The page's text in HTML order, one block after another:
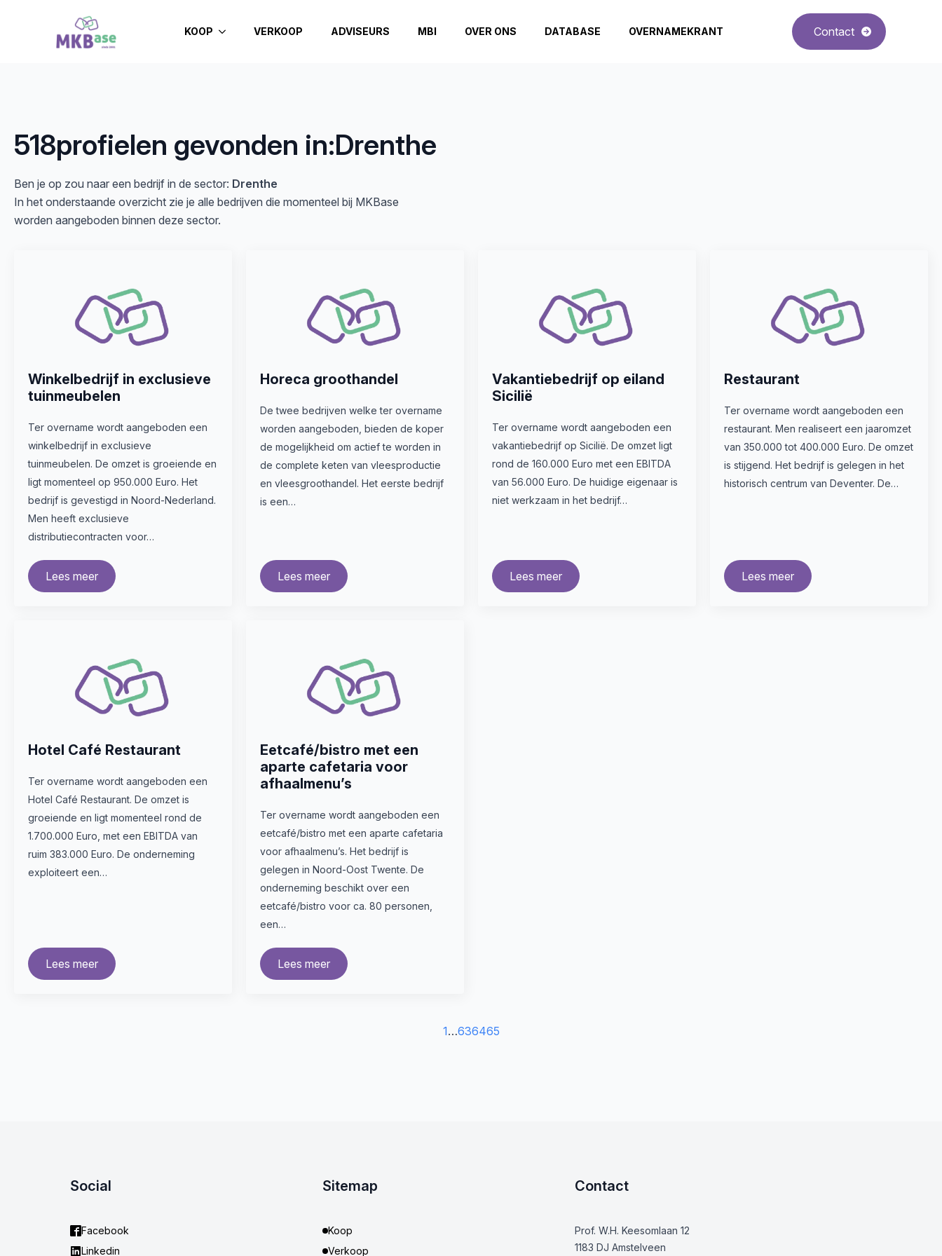
KOOP VERKOOP ADVISEURS MBI OVER ONS DATABASE OVERNAMEKRANT Contact
518profielen gevonden in:Drenthe
Ben je op zou naar een bedrijf in de sector: Drenthe
In het onderstaande overzicht zie je alle bedrijven die momenteel bij MKBase
worden aangeboden binnen deze sector.
Winkelbedrijf in exclusieve
tuinmeubelen
Ter overname wordt aangeboden een
winkelbedrijf in exclusieve
tuinmeubelen. De omzet is groeiende en
ligt momenteel op 950.000 Euro. Het
bedrijf is gevestigd in Noord-Nederland.
Men heeft exclusieve
distributiecontracten voor…
Lees meer
Horeca groothandel
De twee bedrijven welke ter overname
worden aangeboden, bieden de koper
de mogelijkheid om actief te worden in
de complete keten van vleesproductie
en vleesgroothandel. Het eerste bedrijf
is een…
Lees meer
Vakantiebedrijf op eiland
Sicilië
Ter overname wordt aangeboden een
vakantiebedrijf op Sicilië. De omzet ligt
rond de 160.000 Euro met een EBITDA
van 56.000 Euro. De huidige eigenaar is
niet werkzaam in het bedrijf…
Lees meer
Restaurant
Ter overname wordt aangeboden een
restaurant. Men realiseert een jaaromzet
van 350.000 tot 400.000 Euro. De omzet
is stijgend. Het bedrijf is gelegen in het
historisch centrum van Deventer. De…
Lees meer
Hotel Café Restaurant
Ter overname wordt aangeboden een
Hotel Café Restaurant. De omzet is
groeiende en ligt momenteel rond de
1.700.000 Euro, met een EBITDA van
ruim 383.000 Euro. De onderneming
exploiteert een…
Lees meer
Eetcafé/bistro met een
aparte cafetaria voor
afhaalmenu’s
Ter overname wordt aangeboden een
eetcafé/bistro met een aparte cafetaria
voor afhaalmenu’s. Het bedrijf is
gelegen in Noord-Oost Twente. De
onderneming beschikt over een
eetcafé/bistro voor ca. 80 personen,
een…
Lees meer
1…636465
Social
Facebook
Linkedin
Sitemap
Koop
Verkoop
Contact
Prof. W.H. Keesomlaan 12
1183 DJ Amstelveen